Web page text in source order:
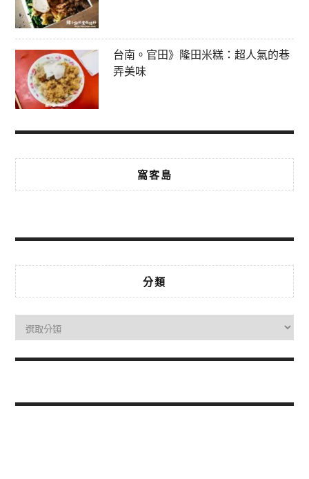
台南。官田》隆田米糕：超人氣的巷
弄美味
窩客島
分類